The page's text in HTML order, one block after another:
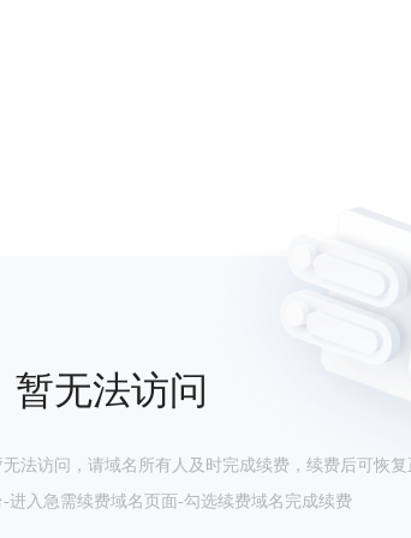
暂无法访问
法访问，请域名所有人及时完成续费，续费后可恢复
进入急需续费域名页面-勾选续费域名完成续费